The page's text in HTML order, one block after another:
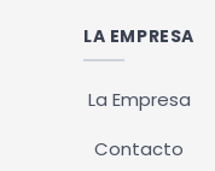
LA EMPRESA
La Empresa
Contacto